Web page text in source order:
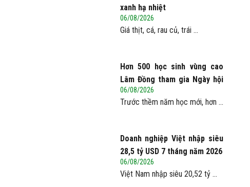
xanh hạ nhiệt
06/08/2026
Giá thịt, cá, rau củ, trái ...
Hơn 500 học sinh vùng cao
Lâm Đồng tham gia Ngày hội
Vươn cao Việt Nam
06/08/2026
Trước thềm năm học mới, hơn ...
Doanh nghiệp Việt nhập siêu
28,5 tỷ USD 7 tháng năm 2026
06/08/2026
Việt Nam nhập siêu 20,52 tỷ ...